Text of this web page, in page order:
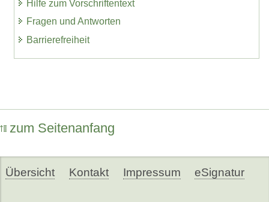
Hilfe zum Vorschriftentext
Fragen und Antworten
Barrierefreiheit
zum Seitenanfang
Übersicht Kontakt Impressum eSignatur